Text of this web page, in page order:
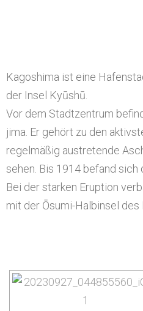
Kagoshima ist eine
der Insel Kyūshū.
Vor dem Stadtzentrum
jima. Er gehört zu den
regelmäßig austretende
sehen. Bis 1914 befand sich
Bei der starken Eruption
mit der Ōsumi-Halbinsel des